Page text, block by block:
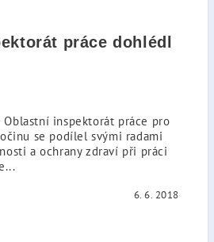
práce dohlédl
Oblastní inspektorát práce pro
se podílel svými radami
a ochrany zdraví při práci
6. 6. 2018